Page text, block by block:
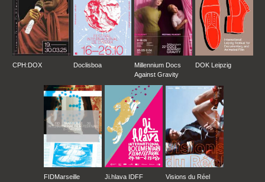
CPH:DOX Doclisboa
Millennium Docs
Against Gravity
DOK Leipzig
FIDMarseille Ji.hlava IDFF Visions du Réel